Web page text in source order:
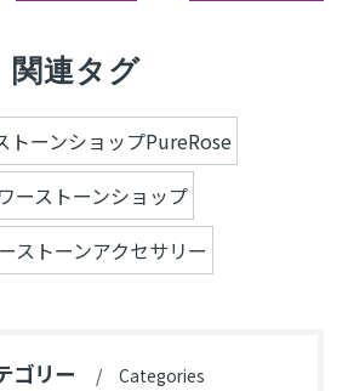
関連タグ
トーンショップPureRose
ーストーンショップ
ストーンアクセサリー
ゴリー Categories